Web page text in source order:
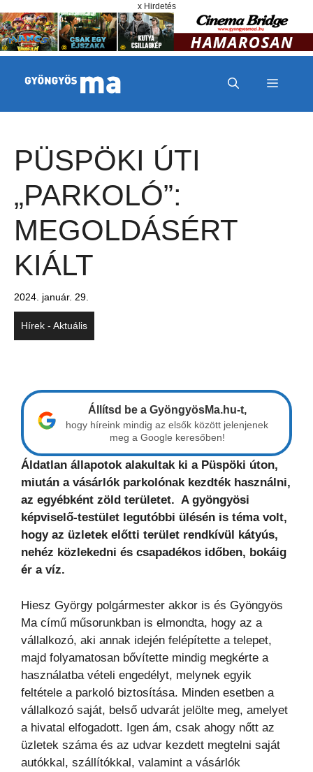
x Hirdetés
MENÜ
PÜSPÖKI ÚTI
„PARKOLÓ”:
MEGOLDÁSÉRT
KIÁLT
2024. január. 29.
Hírek - Aktuális
Állítsd be a GyöngyösMa.hu-t,
hogy híreink mindig az elsők között jelenjenek
meg a Google keresőben!
Áldatlan állapotok alakultak ki a Püspöki úton,
miután a vásárlók parkolónak kezdték használni,
az egyébként zöld területet. A gyöngyösi
képviselő-testület legutóbbi ülésén is téma volt,
hogy az üzletek előtti terület rendkívül kátyús,
nehéz közlekedni és csapadékos időben, bokáig
ér a víz.
Hiesz György polgármester akkor is és Gyöngyös
Ma című műsorunkban is elmondta, hogy az a
vállalkozó, aki annak idején felépítette a telepet,
majd folyamatosan bővítette mindig megkérte a
használatba vételi engedélyt, melynek egyik
feltétele a parkoló biztosítása. Minden esetben a
vállalkozó saját, belső udvarát jelölte meg, amelyet
a hivatal elfogadott. Igen ám, csak ahogy nőtt az
üzletek száma és az udvar kezdett megtelni saját
autókkal, szállítókkal, valamint a vásárlók